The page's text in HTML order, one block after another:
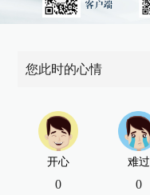
您此时的心情
开心
0
难过
0